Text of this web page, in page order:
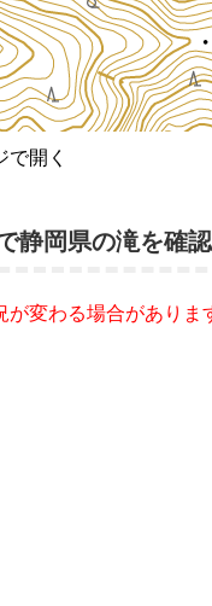
で開く
静岡県の滝を確
が変わる場合がありま